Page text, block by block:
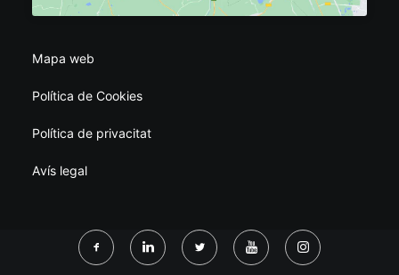
Mapa web
Política de Cookies
Política de privacitat
Avís legal